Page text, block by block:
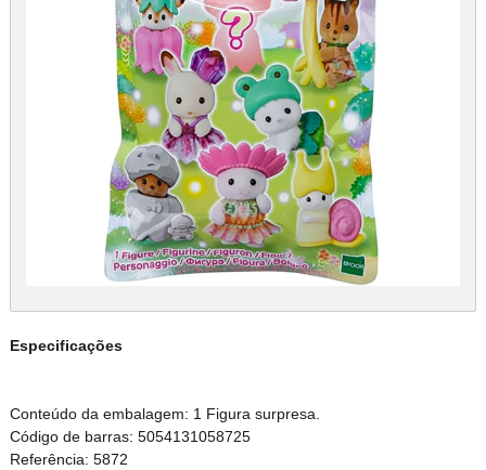
Especificações
Conteúdo da embalagem: 1 Figura surpresa.
Código de barras: 5054131058725
Referência: 5872